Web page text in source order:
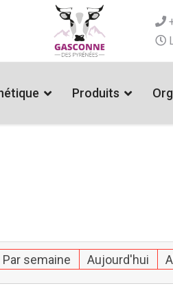
Produits
Par semaine Aujourd'hui